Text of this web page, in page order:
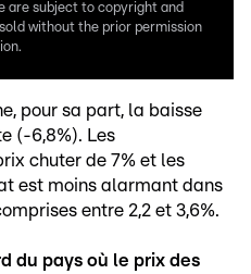
are subject to copyright and
without the prior permission
pour sa part, la baisse
(-6,8%). Les
chuter de 7% et les
est moins alarmant dans
entre 2,2 et 3,6%.
du pays où le prix des